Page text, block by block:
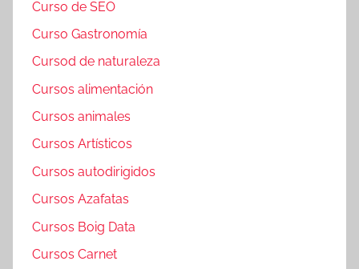
Curso de SEO
Curso Gastronomía
Cursod de naturaleza
Cursos alimentación
Cursos animales
Cursos Artísticos
Cursos autodirigidos
Cursos Azafatas
Cursos Boig Data
Cursos Carnet